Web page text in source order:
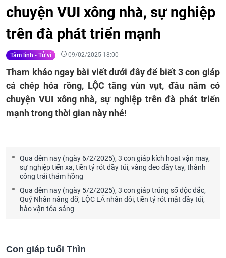
chuyện VUI xông nhà, sự nghiệp
trên đà phát triển mạnh
Tâm linh - Tử vi 09/02/2025 18:00
Tham khảo ngay bài viết dưới đây để biết 3 con giáp
cá chép hóa rồng, LỘC tăng vùn vụt, đầu năm có
chuyện VUI xông nhà, sự nghiệp trên đà phát triển
mạnh trong thời gian này nhé!
Qua đêm nay (ngày 6/2/2025), 3 con giáp kích hoạt vận may,
sự nghiệp tiến xa, tiền tỷ rót đầy túi, vàng đeo đầy tay, thành
công trải thảm hồng
Qua đêm nay (ngày 5/2/2025), 3 con giáp trúng số độc đắc,
Quý Nhân nâng đỡ, LỘC LÁ nhân đôi, tiền tỷ rót mật đầy túi,
hào vận tỏa sáng
Con giáp tuổi Thìn